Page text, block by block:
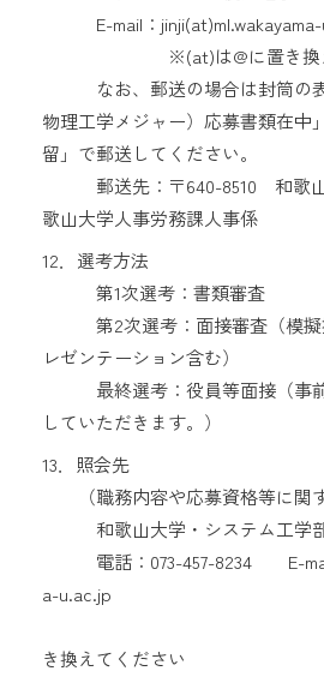
E-mail：jinji(at)ml.wakayama-
※(at)は@に置き換え
なお、郵送の場合は封筒の表
物理工学メジャー）応募書類在中
留」で郵送してください。
郵送先：〒640-8510 和歌山
歌山大学人事労務課人事係
12．選考方法
第1次選考：書類審査
第2次選考：面接審査（模擬
レゼンテーション含む）
最終選考：役員等面接（事前
していただきます。）
13．照会先
（職務内容や応募資格等に関す
和歌山大学・システム工学
電話：073-457-8234 E-mail
a-u.ac.jp
※(at)は
き換えてください